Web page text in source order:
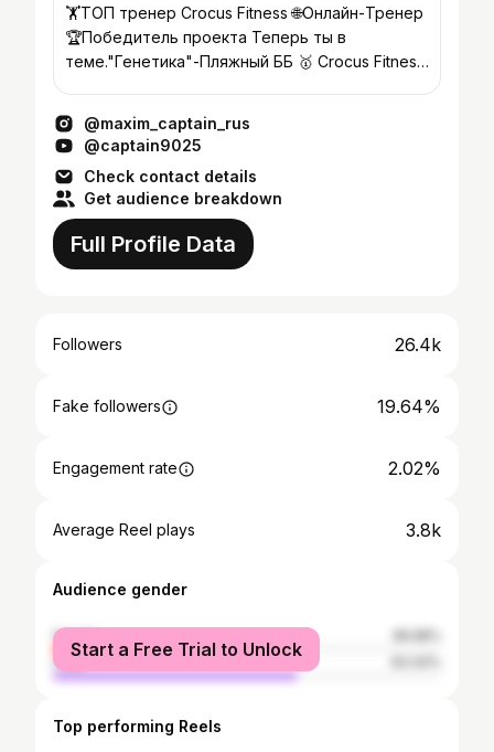
🏋️ТОП тренер Crocus Fitness 🌐Онлайн-Тренер
🏆Победитель проекта Теперь ты в
теме."Генетика"-Пляжный ББ 🥇 Crocus Fitness
@maxim_captain_rus
@captain9025
Check contact details
Get audience breakdown
Full Profile Data
Followers 26.4k
Fake followers 19.64%
Engagement rate 2.02%
Average Reel plays 3.8k
Audience gender
female
male
Start a Free Trial to Unlock
Top performing Reels